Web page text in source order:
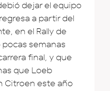
dejar el equipo
a partir del
en el Rally de
pocas semanas
final, y que
que Loeb
Citroen este año